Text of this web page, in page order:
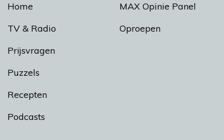
Home
TV & Radio
Prijsvragen
Puzzels
Recepten
Podcasts
MAX Opinie Panel
Oproepen